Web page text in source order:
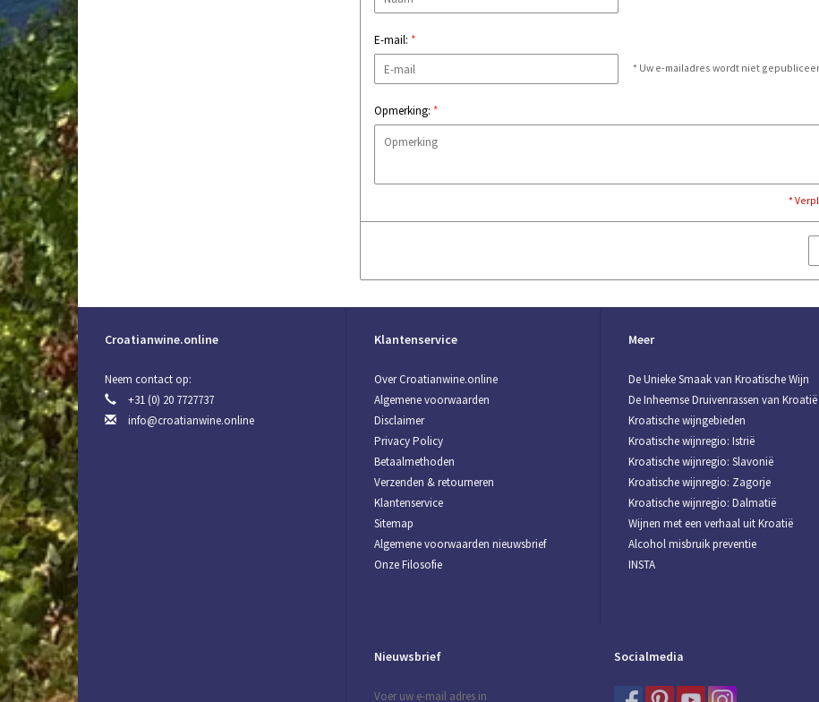
E-mail: *
* Uw e-mailadres wordt niet
Opmerking: *
*
Croatianwine.online
Neem contact op:
+31 (0) 20 7727737
info@croatianwine.online
Klantenservice
Over Croatianwine.online
Algemene voorwaarden
Disclaimer
Privacy Policy
Betaalmethoden
Verzenden & retourneren
Klantenservice
Sitemap
Algemene voorwaarden nieuwsbrief
Onze Filosofie
Meer
De Unieke Smaak van Kroatische Wijn
De Inheemse Druivenrassen van Kroatië
Kroatische wijngebieden
Kroatische wijnregio: Istrië
Kroatische wijnregio: Slavonië
Kroatische wijnregio: Zagorje
Kroatische wijnregio: Dalmatië
Wijnen met een verhaal uit Kroatië
Alcohol misbruik preventie
INSTA
Nieuwsbrief Socialmedia